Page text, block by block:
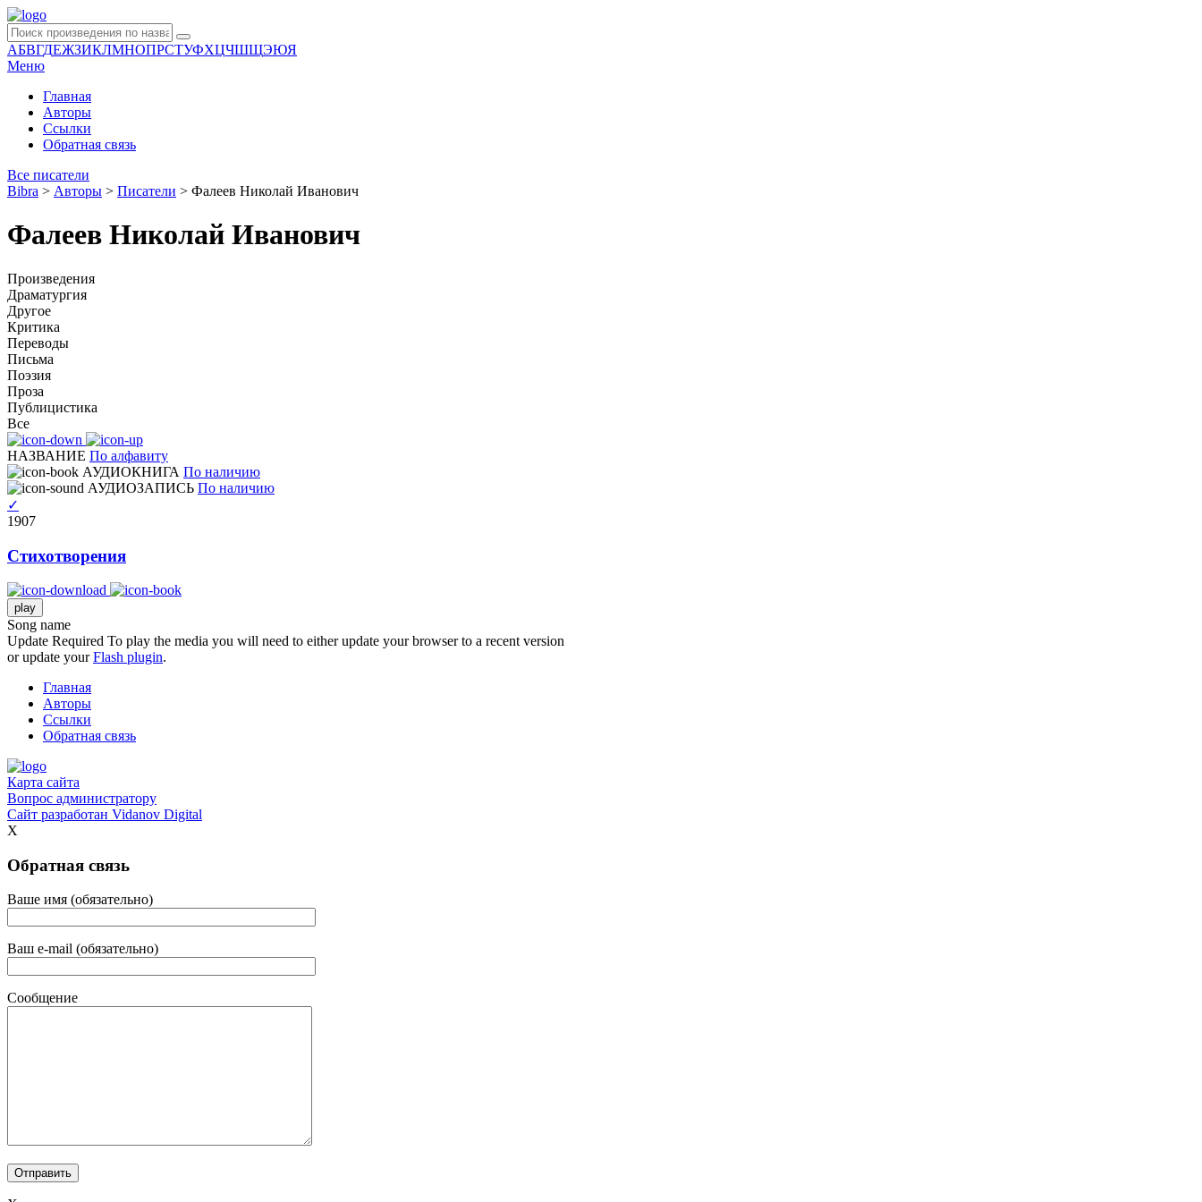
АБВГДЕЖЗИКЛМНОПРСТУФХЦЧШЩЭЮЯ
Меню
Главная
Авторы
Ссылки
Обратная связь
Все писатели
Bibra > Авторы > Писатели > Фалеев Николай Иванович
Фалеев Николай Иванович
Произведения
Драматургия
Другое
Критика
Переводы
Письма
Поэзия
Проза
Публицистика
Все
НАЗВАНИЕ По алфавиту
АУДИОКНИГА По наличию
АУДИОЗАПИСЬ По наличию
✓
1907
Стихотворения
play
Song name
Update Required To play the media you will need to either update your browser to a recent version
or update yourFlash plugin.
Главная
Авторы
Ссылки
Обратная связь
Карта сайта
Вопрос администратору
Сайт разработан Vidanov Digital
X
Обратная связь
Ваше имя (обязательно)
Ваш e-mail (обязательно)
Сообщение